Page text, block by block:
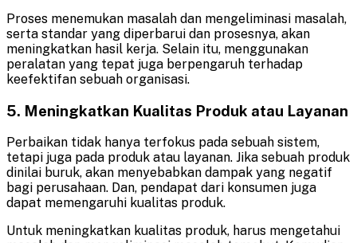
Proses menemukan masalah dan mengeliminasi masalah,
serta standar yang diperbarui dan prosesnya, akan
meningkatkan hasil kerja. Selain itu, menggunakan
peralatan yang tepat juga berpengaruh terhadap
keefektifan sebuah organisasi.
5. Meningkatkan Kualitas Produk atau Layanan
Perbaikan tidak hanya terfokus pada sebuah sistem,
tetapi juga pada produk atau layanan. Jika sebuah produk
dinilai buruk, akan menyebabkan dampak yang negatif
bagi perusahaan. Dan, pendapat dari konsumen juga
dapat memengaruhi kualitas produk.
Untuk meningkatkan kualitas produk, harus mengetahui